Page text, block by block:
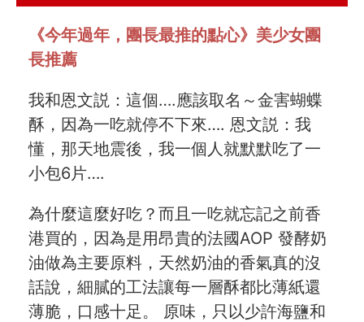
油鹽醬醋
頂級美食
餐廚好朋友
生活美學
🇯🇵 日本專區
Blog
會員服務
社群
《今年過年，團長最推的點心》美少女團
長推薦
我和恩文説：這個….應該取名～金害蝴蝶
酥，因為一吃就停不下來…. 恩文説：我
懂，那天地震後，我一個人就默默吃了一
小包6片….
為什麼這麼好吃？而且一吃就忘記之前香
港買的，因為是用昂貴的法國AOP 發酵奶
油做為主要原料，天然奶油的香氣真的沒
話說，細膩的工法讓每一層酥都比薄紙還
薄脆，口感十足。 原味，只以少許海鹽和